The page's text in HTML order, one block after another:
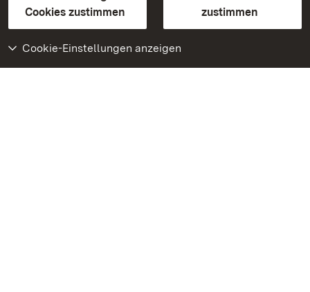
Cookies zustimmen
zustimmen
Cookie-Einstellungen anzeigen
BITV-konform (geprüfte Seiten)
Weiteres